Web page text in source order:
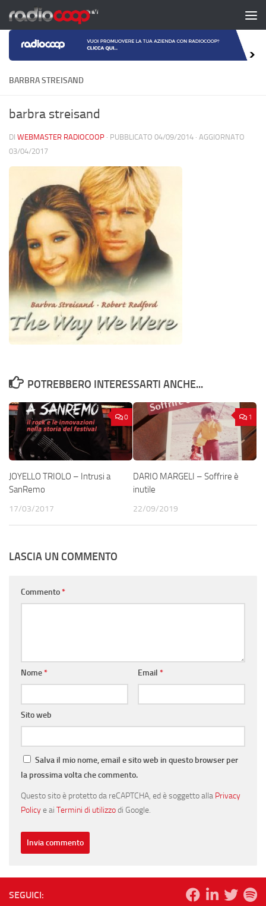
Salta al contenuto
BARBRA STREISAND
barbra streisand
DI WEBMASTER RADIOCOOP · PUBBLICATO 04/09/2014 · AGGIORNATO
03/04/2017
POTREBBERO INTERESSARTI ANCHE...
0
JOYELLO TRIOLO – Intrusi a
SanRemo
17/03/2017
1
DARIO MARGELI – Soffrire è
inutile
22/09/2019
LASCIA UN COMMENTO
Commento*
Nome* Email *
Sito web
Salva il mio nome, email e sito web in questo browser per
la prossima volta che commento.
Questo sito è protetto da reCAPTCHA, ed è soggetto alla Privacy
Policye ai Termini di utilizzodi Google.
SEGUICI: